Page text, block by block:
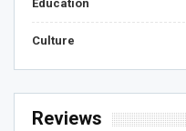
Éducation
Culture
Reviews